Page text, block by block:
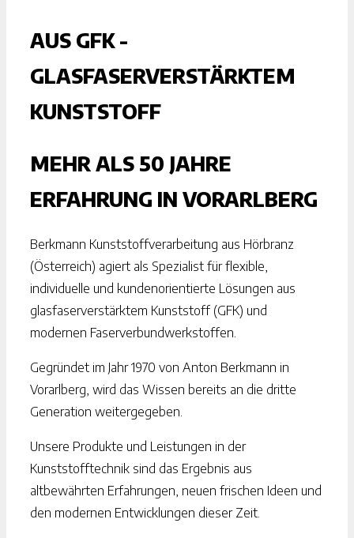
AUS GFK -
GLASFASERVERSTÄRKTEM
KUNSTSTOFF
MEHR ALS 50 JAHRE
ERFAHRUNG IN VORARLBERG
Berkmann Kunststoffverarbeitung aus Hörbranz
(Österreich) agiert als Spezialist für flexible,
individuelle und kundenorientierte Lösungen aus
glasfaserverstärktem Kunststoff (GFK) und
modernen Faserverbundwerkstoffen.
Gegründet im Jahr 1970 von Anton Berkmann in
Vorarlberg, wird das Wissen bereits an die dritte
Generation weitergegeben.
Unsere Produkte und Leistungen in der
Kunststofftechnik sind das Ergebnis aus
altbewährten Erfahrungen, neuen frischen Ideen und
den modernen Entwicklungen dieser Zeit.